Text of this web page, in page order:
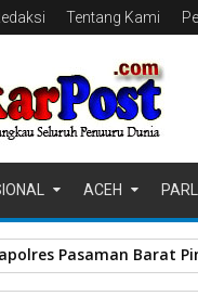
Tentang Kami
ACEH
Pasaman Barat